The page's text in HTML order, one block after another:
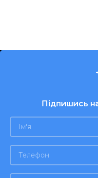
Підпишись